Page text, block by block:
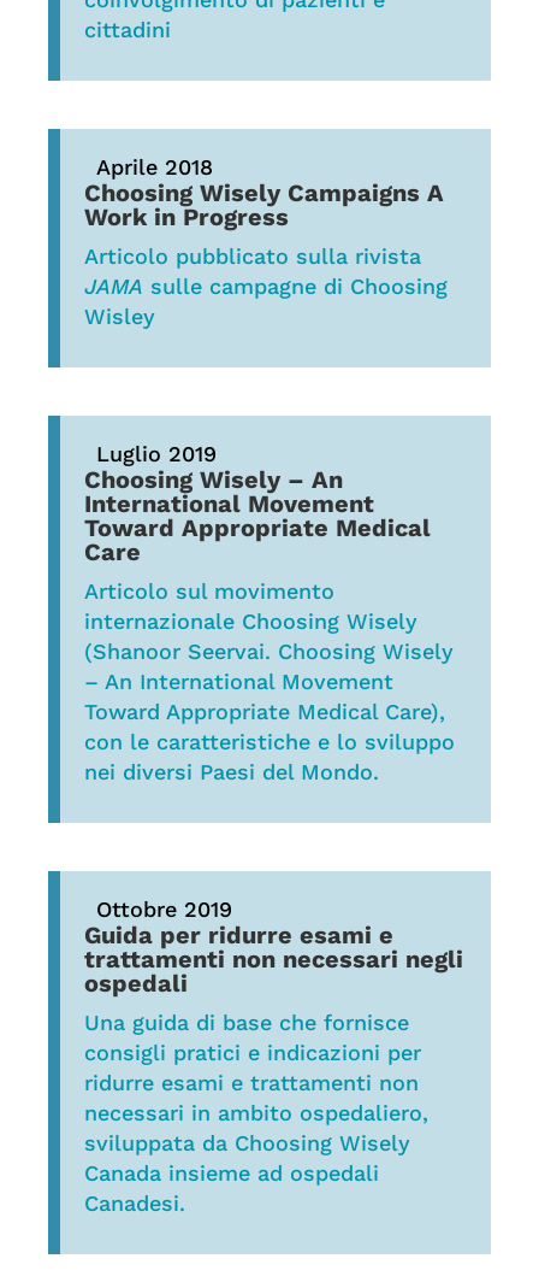
cittadini
Aprile 2018
Choosing Wisely Campaigns A
Work in Progress
Articolo pubblicato sulla rivista
JAMA sulle campagne di Choosing
Wisley
Luglio 2019
Choosing Wisely – An
International Movement
Toward Appropriate Medical
Care
Articolo sul movimento
internazionale Choosing Wisely
(Shanoor Seervai. Choosing Wisely
– An International Movement
Toward Appropriate Medical Care),
con le caratteristiche e lo sviluppo
nei diversi Paesi del Mondo.
Ottobre 2019
Guida per ridurre esami e
trattamenti non necessari negli
ospedali
Una guida di base che fornisce
consigli pratici e indicazioni per
ridurre esami e trattamenti non
necessari in ambito ospedaliero,
sviluppata da Choosing Wisely
Canada insieme ad ospedali
Canadesi.